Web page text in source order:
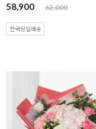
58,900 62,000
전국당일배송